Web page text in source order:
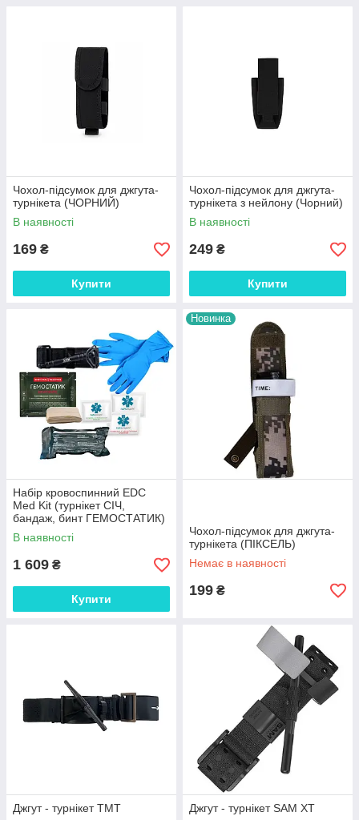
Чохол-підсумок для джгута-
турнікета (ЧОРНИЙ)
В наявності
169 ₴
Купити
Чохол-підсумок для джгута-
турнікета з нейлону (Чорний)
В наявності
249 ₴
Купити
Набір кровоспинний EDC
Med Kit (турнікет СІЧ,
бандаж, бинт ГЕМОСТАТИК)
В наявності
1 609 ₴
Купити
Новинка
Чохол-підсумок для джгута-
турнікета (ПІКСЕЛЬ)
Немає в наявності
199 ₴
Джгут - турнікет TMT
Джгут - турнікет SAM XT